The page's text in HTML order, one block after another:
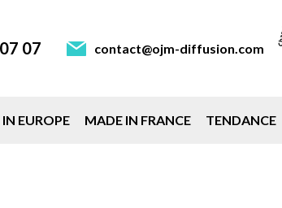
07 contact@ojm-diffusion.com
EUROPE MADE IN FRANCE TENDANCE